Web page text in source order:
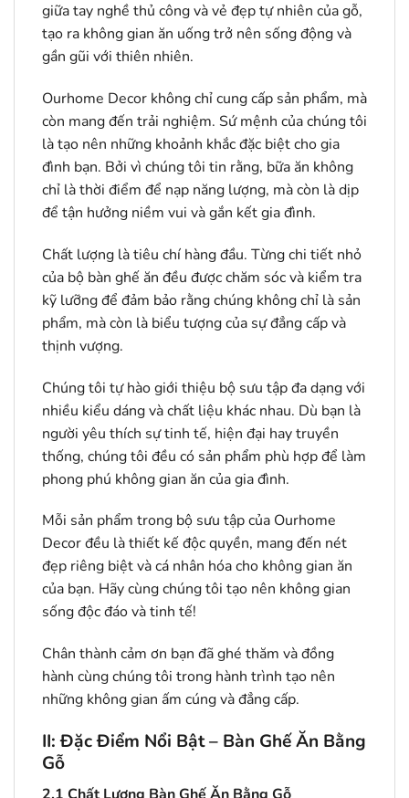
giữa tay nghề thủ công và vẻ đẹp tự nhiên của gỗ,
tạo ra không gian ăn uống trở nên sống động và
gần gũi với thiên nhiên.
Ourhome Decor không chỉ cung cấp sản phẩm, mà
còn mang đến trải nghiệm. Sứ mệnh của chúng tôi
là tạo nên những khoảnh khắc đặc biệt cho gia
đình bạn. Bởi vì chúng tôi tin rằng, bữa ăn không
chỉ là thời điểm để nạp năng lượng, mà còn là dịp
để tận hưởng niềm vui và gắn kết gia đình.
Chất lượng là tiêu chí hàng đầu. Từng chi tiết nhỏ
của bộ bàn ghế ăn đều được chăm sóc và kiểm tra
kỹ lưỡng để đảm bảo rằng chúng không chỉ là sản
phẩm, mà còn là biểu tượng của sự đẳng cấp và
thịnh vượng.
Chúng tôi tự hào giới thiệu bộ sưu tập đa dạng với
nhiều kiểu dáng và chất liệu khác nhau. Dù bạn là
người yêu thích sự tinh tế, hiện đại hay truyền
thống, chúng tôi đều có sản phẩm phù hợp để làm
phong phú không gian ăn của gia đình.
Mỗi sản phẩm trong bộ sưu tập của Ourhome
Decor đều là thiết kế độc quyền, mang đến nét
đẹp riêng biệt và cá nhân hóa cho không gian ăn
của bạn. Hãy cùng chúng tôi tạo nên không gian
sống độc đáo và tinh tế!
Chân thành cảm ơn bạn đã ghé thăm và đồng
hành cùng chúng tôi trong hành trình tạo nên
những không gian ấm cúng và đẳng cấp.
II: Đặc Điểm Nổi Bật – Bàn Ghế Ăn Bằng
Gỗ